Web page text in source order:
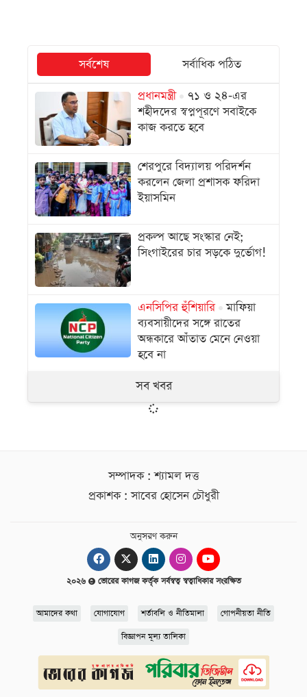
সর্বশেষ
সর্বাধিক পঠিত
প্রধানমন্ত্রী
৭১ ও ২৪-এর
শহীদদের স্বপ্নপূরণে সবাইকে
কাজ করতে হবে
শেরপুরে বিদ্যালয় পরিদর্শন
করলেন জেলা প্রশাসক ফরিদা
ইয়াসমিন
প্রকল্প আছে সংস্কার নেই;
সিংগাইরের চার সড়কে দুর্ভোগ!
এনসিপির হুঁশিয়ারি
মাফিয়া
ব্যবসায়ীদের সঙ্গে রাতের
অন্ধকারে আঁতাত মেনে নেওয়া
হবে না
সব খবর
সম্পাদক : শ্যামল দত্ত
প্রকাশক : সাবের হোসেন চৌধুরী
অনুসরণ করুন
২০২৬ ভোরের কাগজ কর্তৃক সর্বস্বত্ব স্বত্বাধিকার সংরক্ষিত
আমাদের কথা যোগাযোগ শর্তাবলি ও নীতিমালা গোপনীয়তা নীতি
বিজ্ঞাপন মূল্য তালিকা